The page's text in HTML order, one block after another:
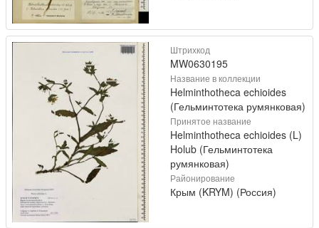
Штрихкод
MW0630195
Название в коллекции
Helminthotheca echioides
(Гельминтотека румянковая)
Принятое название
Helminthotheca echioides (L)
Holub (Гельминтотека
румянковая)
Районирование
Крым (KRYM) (Россия)